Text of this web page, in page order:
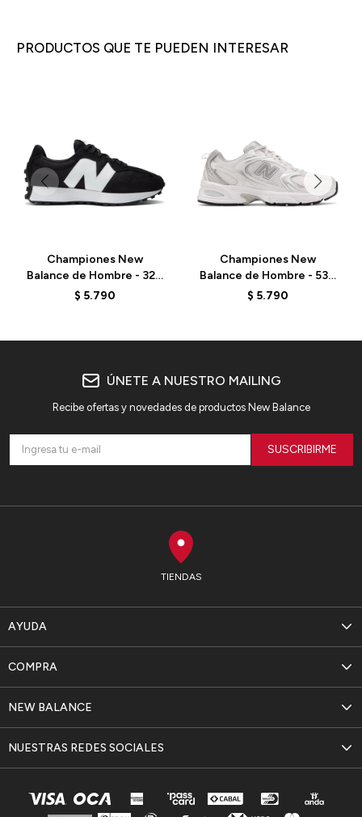
PRODUCTOS QUE TE PUEDEN INTERESAR
Championes New
Balance de Hombre - 327
- MS327CBW - BLACK
$ 5.790
Championes New
Balance de Hombre - 530
- MR530EMA - ELD
$ 5.790
TIENDAS
AYUDA
NEW BALANCE
COMPRA
NUESTRAS REDES SOCIALES
ÚNETE A NUESTRO MAILING
Recibe ofertas y novedades de productos New Balance
SUSCRIBIRME